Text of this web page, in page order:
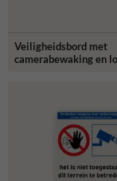
Veiligheidsbord met
camerabewaking en